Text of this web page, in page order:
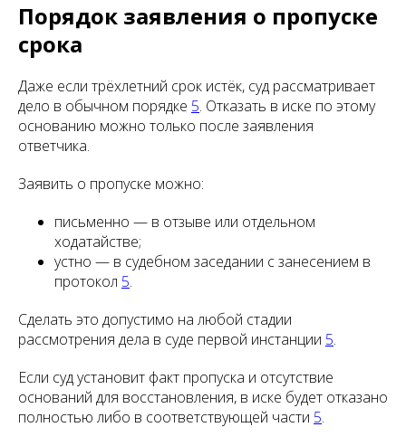
Порядок заявления о пропуске
срока
Даже если трёхлетний срок истёк, суд рассматривает
дело в обычном порядке 5. Отказать в иске по этому
основанию можно только после заявления
ответчика.
Заявить о пропуске можно:
письменно — в отзыве или отдельном
ходатайстве;
устно — в судебном заседании с занесением в
протокол 5.
Сделать это допустимо на любой стадии
рассмотрения дела в суде первой инстанции 5.
Если суд установит факт пропуска и отсутствие
оснований для восстановления, в иске будет отказано
полностью либо в соответствующей части 5.